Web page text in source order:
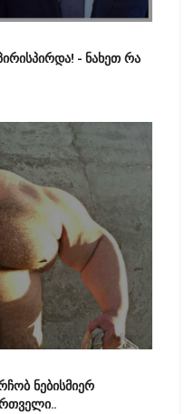
- ნახეთ რა
ნებისმიერ